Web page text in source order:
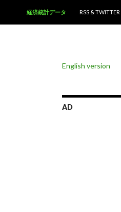
経済統計データ
RSS & TWITTER
English version
AD